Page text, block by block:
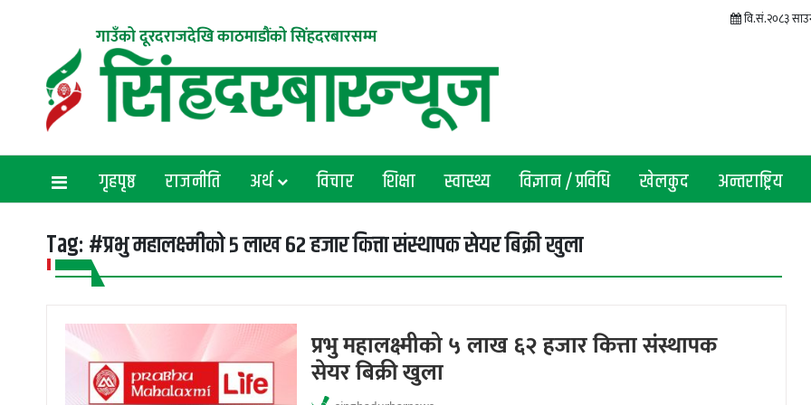
गाउँको दूरदराजदेखि काठमाडौंको सिंहदरबारसम्म
वि.सं.२०८३
गृहपृष्ठ राजनीति अर्थ विचार शिक्षा स्वास्थ्य विज्ञान / प्रविधि खेलकुद अन्तराष्ट्रिय
Tag: #प्रभु महालक्ष्मीको ५ लाख ६२ हजार कित्ता संस्थापक सेयर बिक्री खुला
प्रभु महालक्ष्मीको ५ लाख ६२ हजार कित्ता संस्थापक
सेयर बिक्री खुला